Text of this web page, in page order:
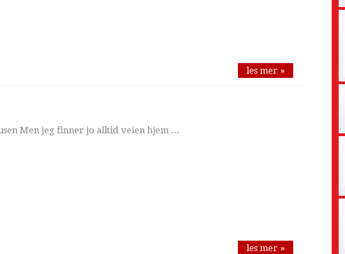
les mer »
Men jeg finner jo alltid veien hjem ...
les mer »